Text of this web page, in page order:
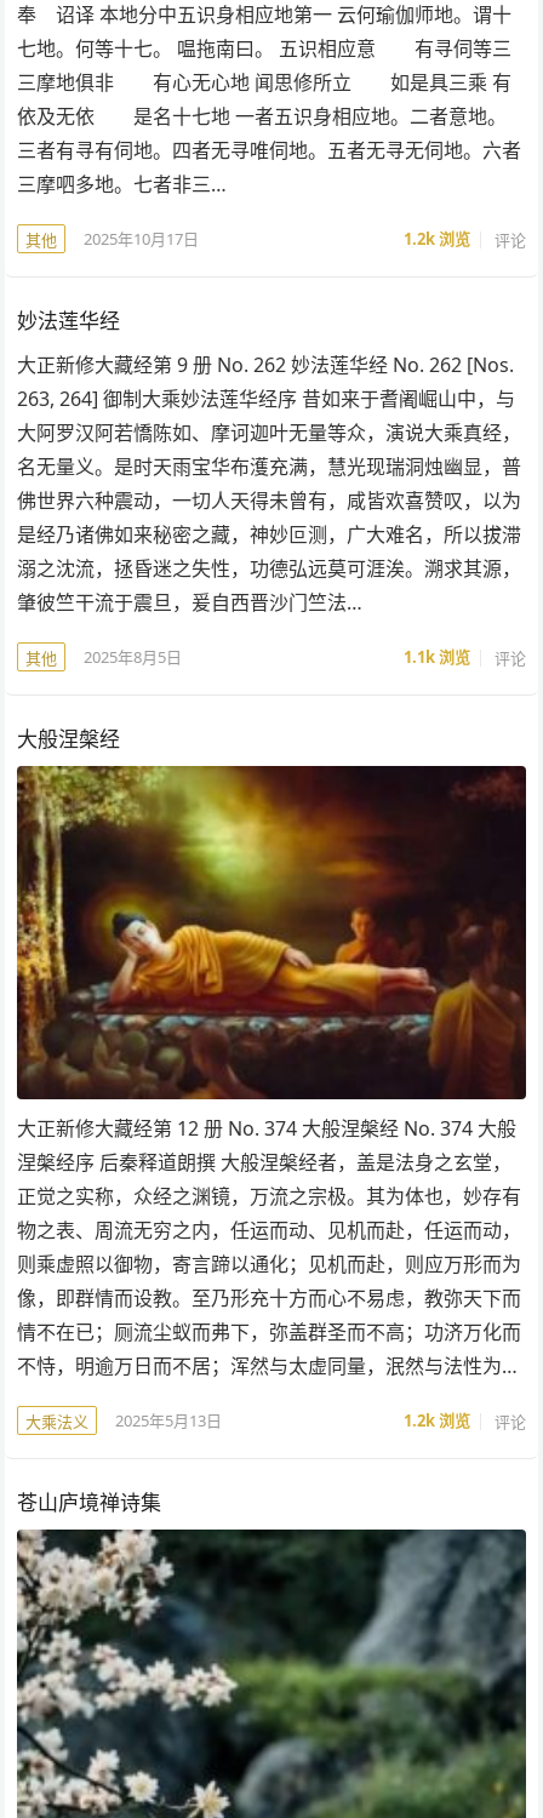
奉 诏译 本地分中五识身相应地第一 云何瑜伽师地。谓十
七地。何等十七。 嗢拖南曰。 五识相应意 有寻伺等三
三摩地俱非 有心无心地 闻思修所立 如是具三乘 有
依及无依 是名十七地 一者五识身相应地。二者意地。
三者有寻有伺地。四者无寻唯伺地。五者无寻无伺地。六者
三摩呬多地。七者非三…
其他 2025年10月17日 1.2k浏览 评论
妙法莲华经
大正新修大藏经第 9 册 No. 262 妙法莲华经 No. 262 [Nos.
263, 264] 御制大乘妙法莲华经序 昔如来于耆阇崛山中，与
大阿罗汉阿若憍陈如、摩诃迦叶无量等众，演说大乘真经，
名无量义。是时天雨宝华布濩充满，慧光现瑞洞烛幽显，普
佛世界六种震动，一切人天得未曾有，咸皆欢喜赞叹，以为
是经乃诸佛如来秘密之藏，神妙叵测，广大难名，所以拔滞
溺之沈流，拯昏迷之失性，功德弘远莫可涯涘。溯求其源，
肇彼竺干流于震旦，爰自西晋沙门竺法…
其他 2025年8月5日 1.1k浏览 评论
大般涅槃经
大正新修大藏经第 12 册 No. 374 大般涅槃经 No. 374 大般
涅槃经序 后秦释道朗撰 大般涅槃经者，盖是法身之玄堂，
正觉之实称，众经之渊镜，万流之宗极。其为体也，妙存有
物之表、周流无穷之内，任运而动、见机而赴，任运而动，
则乘虚照以御物，寄言蹄以通化；见机而赴，则应万形而为
像，即群情而设教。至乃形充十方而心不易虑，教弥天下而
情不在已；厕流尘蚁而弗下，弥盖群圣而不高；功济万化而
不恃，明逾万日而不居；浑然与太虚同量，泯然与法性为…
大乘法义 2025年5月13日 1.2k浏览 评论
苍山庐境禅诗集